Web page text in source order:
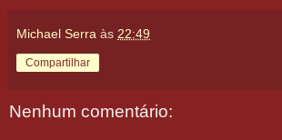
Michael Serra às 22:49
Compartilhar
Nenhum comentário: